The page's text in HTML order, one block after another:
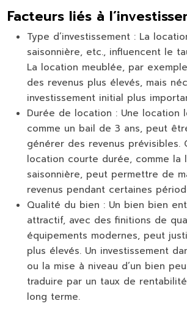
Facteurs liés à
Type d’investissement : La
saisonnière, etc., influencent le
La location meublée, par
des revenus plus élevés, mais
investissement initial plus
Durée de location : Une location
comme un bail de 3 ans, peut
générer des revenus prévisibles.
location courte durée, comme la
saisonnière, peut permettre de
revenus pendant certaines
Qualité du bien : Un bien bien
attractif, avec des finitions de
équipements modernes, peut
plus élevés. Un investissement
ou la mise à niveau d’un bien
traduire par un taux de
long terme.